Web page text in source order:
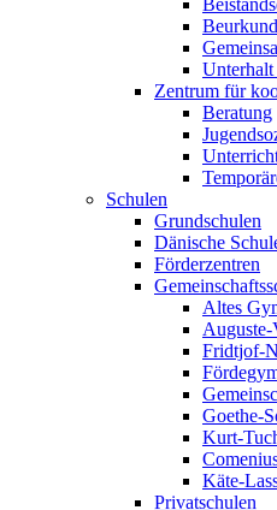
Zentrum für
Beratung
Schulen
Grundschulen
Dänische
Förderzentren
Altes
Fridtjof-
Goethe-
Kurt-
Käte-
Privatschulen